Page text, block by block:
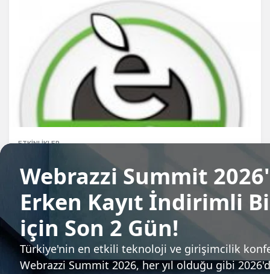
ETKINLIKLER
2014 yılının Etohum 40 girişimi belli oldu!
Sıradaki haber